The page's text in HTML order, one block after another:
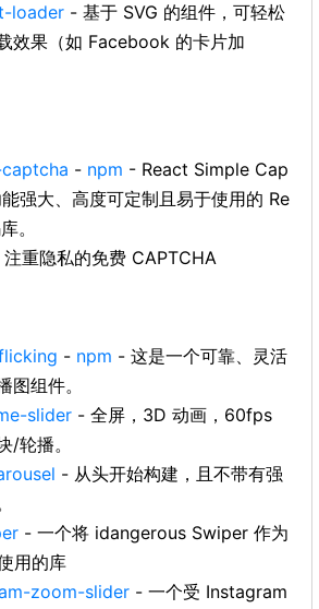
loader - 基于 SVG 的组件，可轻松
效果（如 Facebook 的卡片加
- npm - React Simple Cap
强大、高度可定制且易于使用的 Re
。
重隐私的免费 CAPTCHA
- npm - 这是一个可靠、灵活
图组件。
slider - 全屏，3D 动画，60fps
/轮播。
- 从头开始构建，且不带有强
- 一个将 idangerous Swiper 作为
用的库
zoom-slider - 一个受 Instagram